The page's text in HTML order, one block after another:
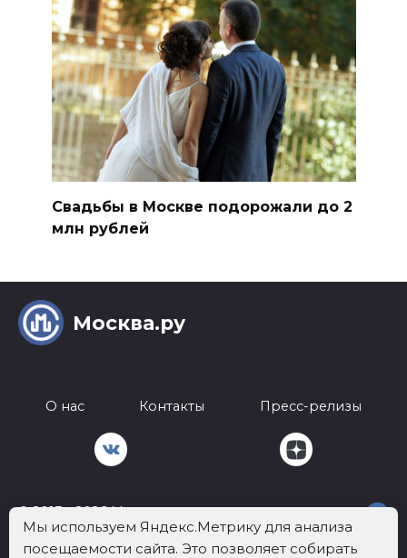
Свадьбы в Москве подорожали до 2
млн рублей
Москва.ру
О нас Контакты Пресс-релизы
© 2013 - 2026 Москва.ру
Почта:info@mockva.ru
Адрес: 197022 Россия,
г.Санкт-Петербург, ВН.ТЕР.Г. МУНИЦИПАЛЬНЫЙ ОКРУГ АПТЕКАРСКИЙ
Мы используем Яндекс.Метрику для анализа
посещаемости сайта. Это позволяет собирать